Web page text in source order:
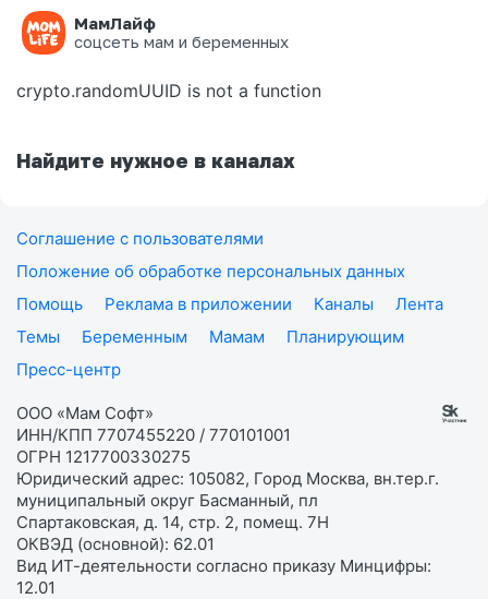
МамЛайф
соцсеть мам и беременных
Ошибка на странице
crypto.randomUUID is not a function
Найдите нужное в каналах
Соглашение с пользователями
Положение об обработке персональных данных
Помощь
Реклама в приложении Каналы
Лента
Темы
Беременным Мамам
Планирующим
Пресс-центр
ООО «Мам Софт»
ИНН/КПП 7707455220 / 770101001
ОГРН 1217700330275
Юридический адрес: 105082, Город Москва, вн.тер.г.
муниципальный округ Басманный, пл
Спартаковская, д. 14, стр. 2, помещ. 7Н
ОКВЭД (основной): 62.01
Вид ИТ-деятельности согласно приказу Минцифры:
12.01